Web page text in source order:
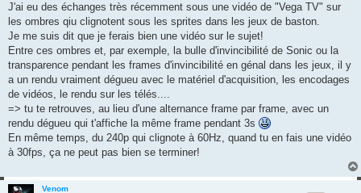
a
g
J'ai eu des échanges très récemment sous une vidéo de "Vega TV" sur
les ombres qiu clignotent sous les sprites dans les jeux de baston.
Je me suis dit que je ferais bien une vidéo sur le sujet!
Entre ces ombres et, par exemple, la bulle d'invincibilité de Sonic ou la
transparence pendant les frames d'invincibilité en génal dans les jeux, il y
a un rendu vraiment dégueu avec le matériel d'acquisition, les encodages
de vidéos, le rendu sur les télés....
=> tu te retrouves, au lieu d'une alternance frame par frame, avec un
rendu dégueu qui t'affiche la même frame pendant 3s
En même temps, du 240p qui clignote à 60Hz, quand tu en fais une vidéo
à 30fps, ça ne peut pas bien se terminer!
Venom